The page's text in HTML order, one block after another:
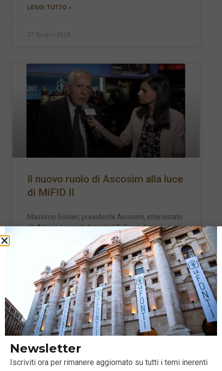
LEGGI TUTTO »
27 Giugno 2018
Il nuovo ruolo di Ascosim alla luce
di MiFID II
Massimo Scolari, presidente Ascosim, intervistato
da Alessia Liparoti durante il D-Day sul nuovo ruolo
degli intermediari finanziari e sulla nuovo
LEGGI TUTTO »
27 Giugno 2018
Newsletter
Iscriviti ora per rimanere aggiornato su tutti i temi inerenti